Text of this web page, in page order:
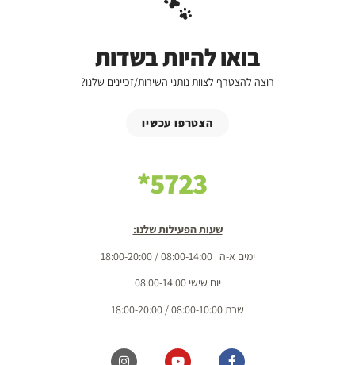
בואו להיות בשדות
רוצה להצטרף לצוות נותני השירות/זכיינים שלנו?
הצטרפו עכשיו
5723*
שעות הפעילות שלנו:
ימים א-ה 08:00-14:00 / 18:00-20:00
יום שישי 08:00-14:00
שבת 08:00-10:00 / 18:00-20:00